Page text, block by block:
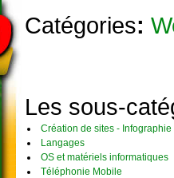
Catégories:
Les sous-
Création de sites - Infographie
Langages
OS et matériels informatiques
Téléphonie Mobile